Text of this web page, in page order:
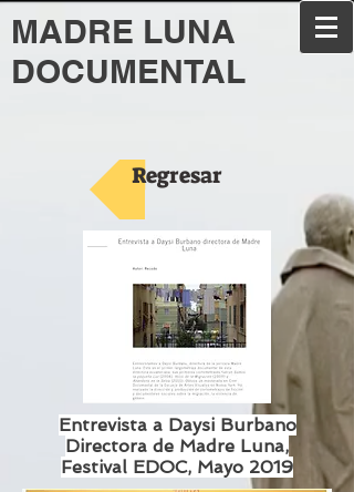
MADRE LUNA
DOCUMENTAL
Regresar
Entrevista a Daysi Burbano
Directora de Madre Luna,
Festival EDOC, Mayo 2019